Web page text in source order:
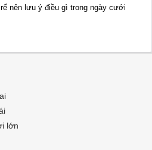
nên lưu ý điều gì trong ngày cưới
lớn